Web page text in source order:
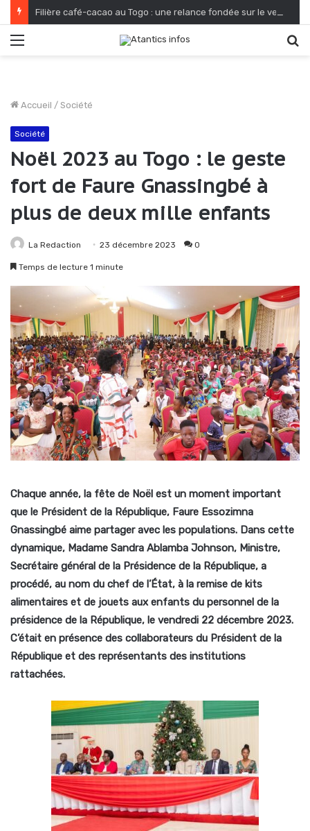
Filière café-cacao au Togo : une relance fondée sur le verdissement et la qualité
Accueil / Société
Société
Noël 2023 au Togo : le geste
fort de Faure Gnassingbé à
plus de deux mille enfants
La Redaction 23 décembre 2023 0
Temps de lecture 1 minute
Chaque année, la fête de Noël est un moment important
que le Président de la République, Faure Essozimna
Gnassingbé aime partager avec les populations. Dans cette
dynamique, Madame Sandra Ablamba Johnson, Ministre,
Secrétaire général de la Présidence de la République, a
procédé, au nom du chef de l’État, à la remise de kits
alimentaires et de jouets aux enfants du personnel de la
présidence de la République, le vendredi 22 décembre 2023.
C’était en présence des collaborateurs du Président de la
République et des représentants des institutions
rattachées.